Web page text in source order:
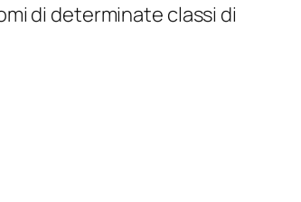
di determinate classi di